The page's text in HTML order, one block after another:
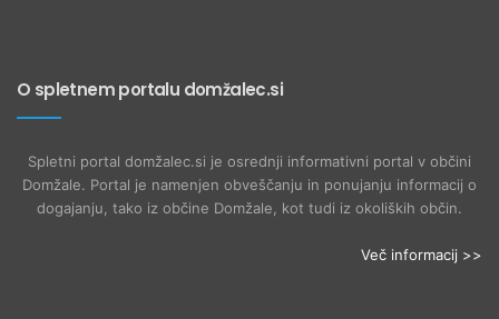
O spletnem portalu domžalec.si
Spletni portal domžalec.si je osrednji informativni portal v občini
Domžale. Portal je namenjen obveščanju in ponujanju informacij o
dogajanju, tako iz občine Domžale, kot tudi iz okoliških občin.
Več informacij >>